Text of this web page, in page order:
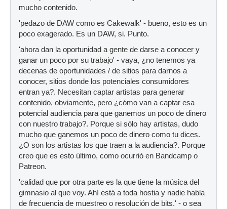
mucho contenido.
'pedazo de DAW como es Cakewalk' - bueno, esto es un
poco exagerado. Es un DAW, si. Punto.
'ahora dan la oportunidad a gente de darse a conocer y
ganar un poco por su trabajo' - vaya, ¿no tenemos ya
decenas de oportunidades / de sitios para darnos a
conocer, sitios donde los potenciales consumidores
entran ya?. Necesitan captar artistas para generar
contenido, obviamente, pero ¿cómo van a captar esa
potencial audiencia para que ganemos un poco de dinero
con nuestro trabajo?. Porque si sólo hay artistas, dudo
mucho que ganemos un poco de dinero como tu dices.
¿O son los artistas los que traen a la audiencia?. Porque
creo que es esto último, como ocurrió en Bandcamp o
Patreon.
'calidad que por otra parte es la que tiene la música del
gimnasio al que voy. Ahí está a toda hostia y nadie habla
de frecuencia de muestreo o resolución de bits.' - o sea